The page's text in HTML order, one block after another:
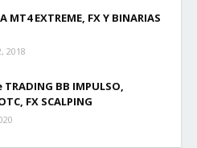
MT4 EXTREME, FX Y BINARIAS
2018
BB IMPULSO,
FX SCALPING